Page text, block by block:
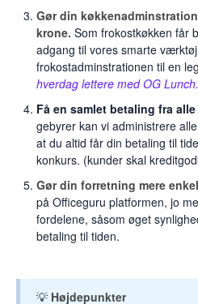
Gør din
krone. Som frokostkøkken får
adgang til vores smarte
frokostadminstrationen til en
hverdag lettere med OG Lunch.
Få en samlet betaling fra
gebyrer kan vi administrere
at du altid får din betaling til
konkurs. (kunder skal
Gør din forretning mere
på Officeguru platformen, jo
fordelene, såsom øget
betaling til tiden.
💡 Højdepunkter